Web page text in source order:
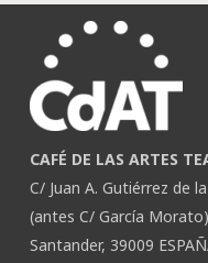
CAFÉ DE LAS ARTES
C/ Juan A. Gutiérrez de
(antes C/ García Morato)
Santander, 39009